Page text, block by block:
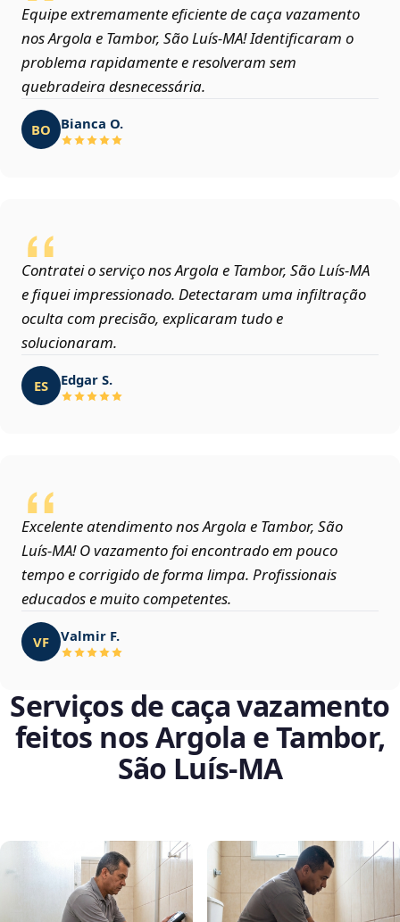
Equipe extremamente eficiente de caça vazamento
nos Argola e Tambor, São Luís‑MA! Identificaram o
problema rapidamente e resolveram sem
quebradeira desnecessária.
BO Bianca O.
Contratei o serviço nos Argola e Tambor, São Luís‑MA
e fiquei impressionado. Detectaram uma infiltração
oculta com precisão, explicaram tudo e
solucionaram.
ES Edgar S.
Excelente atendimento nos Argola e Tambor, São
Luís‑MA! O vazamento foi encontrado em pouco
tempo e corrigido de forma limpa. Profissionais
educados e muito competentes.
VF Valmir F.
Serviços de caça vazamento
feitos nos Argola e Tambor,
São Luís‑MA